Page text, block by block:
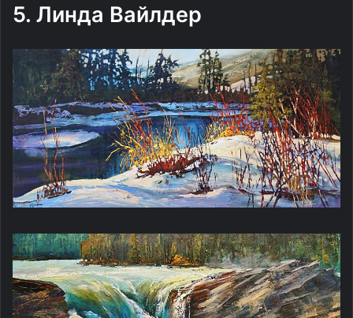
5. Линда Вайлдер